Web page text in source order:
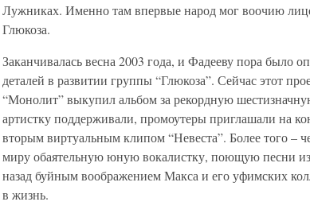
Лужниках. Именно там впервые народ мог воочию
Глюкоза.
Заканчивалась весна 2003 года, и Фадееву пора было
деталей в развитии группы “Глюкоза”. Сейчас этот
“Монолит” выкупил альбом за рекордную
артистку поддерживали, промоутеры приглашали на
вторым виртуальным клипом “Невеста”. Более того –
миру обаятельную юную вокалистку, поющую песни
назад буйным воображением Макса и его уфимских
в жизнь.